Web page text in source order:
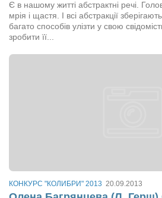
Є в нашому житті абстрактні речі.
мрія і щастя. І всі абстракції
багато способів улізти у свою
зробити її...
КОНКУРС "КОЛИБРИ" 2013 20.09.2013